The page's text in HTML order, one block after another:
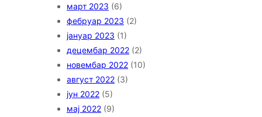
март 2023 (6)
фебруар 2023 (2)
јануар 2023 (1)
децембар 2022 (2)
новембар 2022 (10)
август 2022 (3)
јун 2022 (5)
мај 2022 (9)